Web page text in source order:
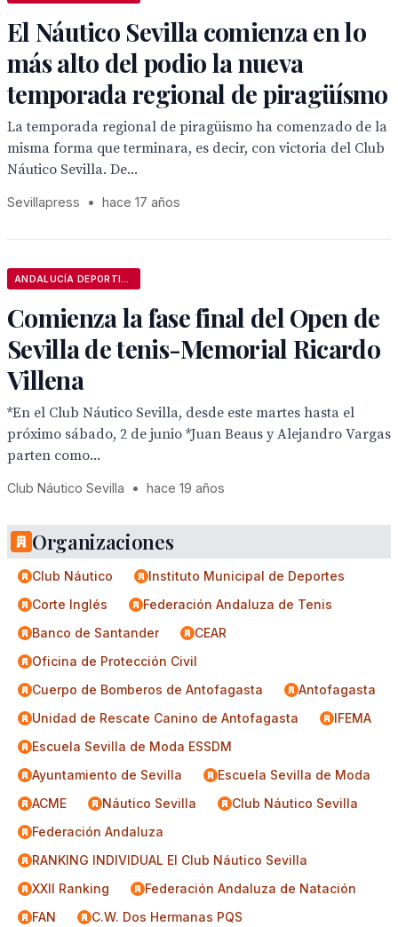
El Náutico Sevilla comienza en lo
más alto del podio la nueva
temporada regional de piragüísmo
La temporada regional de piragüismo ha comenzado de la
misma forma que terminara, es decir, con victoria del Club
Náutico Sevilla. De...
Sevillapress • hace 17 años
Comienza la fase final del Open de
Sevilla de tenis-Memorial Ricardo
Villena
*En el Club Náutico Sevilla, desde este martes hasta el
próximo sábado, 2 de junio *Juan Beaus y Alejandro Vargas
parten como...
Club Náutico Sevilla • hace 19 años
Organizaciones
Club Náutico
Instituto Municipal de Deportes
Corte Inglés
Federación Andaluza de Tenis
Banco de Santander
CEAR
Oficina de Protección Civil
Cuerpo de Bomberos de Antofagasta
Antofagasta
Unidad de Rescate Canino de Antofagasta
IFEMA
Escuela Sevilla de Moda ESSDM
Ayuntamiento de Sevilla
Escuela Sevilla de Moda
ACME
Náutico Sevilla
Club Náutico Sevilla
Federación Andaluza
RANKING INDIVIDUAL El Club Náutico Sevilla
XXII Ranking
Federación Andaluza de Natación
FAN
C.W. Dos Hermanas PQS